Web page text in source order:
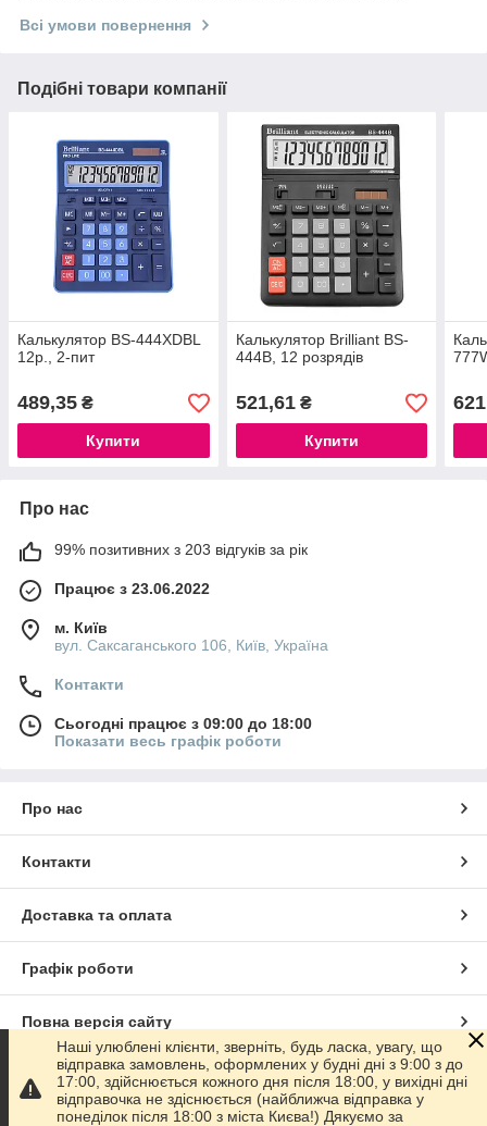
Всі умови повернення
Подібні товари компанії
Калькулятор BS-444XDBL
12р., 2-пит
489,35 ₴
Купити
Калькулятор Brilliant BS-
444В, 12 розрядів
521,61₴
Купити
Про нас
99% позитивних з 203 відгуків за рік
Працює з 23.06.2022
м. Київ
вул. Саксаганського 106, Київ, Україна
Контакти
Сьогодні працює з 09:00 до 18:00
Показати весь графік роботи
Про нас
Контакти
Доставка та оплата
Графік роботи
Повна версія сайту
Сайт створено на маркетплейсіProm.ua
Наші улюблені клієнти, зверніть, будь ласка, увагу, що
відправка замовлень, оформлених у будні дні з 9:00 з до
17:00, здійснюється кожного дня після 18:00, у вихідні дні
відправочка не здіснюється (найближча відправка у
понеділок після 18:00 з міста Києва!) Дякуємо за